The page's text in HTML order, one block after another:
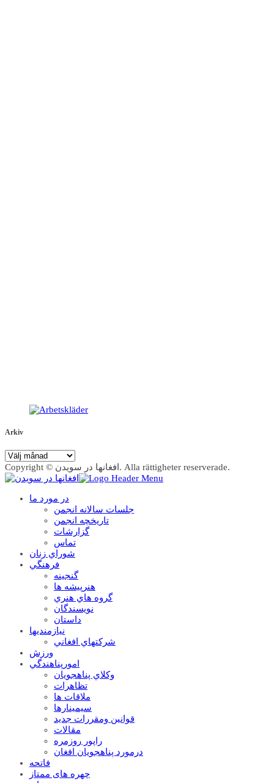
Arkiv
Arkiv
Copyright © افغانها در سویدن. Alla rättigheter reserverade.
در مورد ما
جلسات سالانه انجمن
تاریخچه انجمن
گزارشات
تماس
شوراي زنان
فرهنگي
گنجينه
هنرپيشه ها
گروه هاي هنري
نويسندگان
داستان
نيازمنديها
شرکتهاي افغاني
ورزش
امورپناهندگي
وکلاي پناهجويان
تظاهرات
ملاقات ها
سيمينارها
قوانين ومقررات جديد
مقالات
راپور روزمره
درمورد پناهجويان افغان
فاتحه
چهره های ممتاز